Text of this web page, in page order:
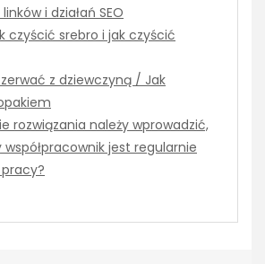
i działań SEO
czyścić srebro i jak czyścić
z dziewczyną / Jak
rozwiązania należy wprowadzić,
jest regularnie